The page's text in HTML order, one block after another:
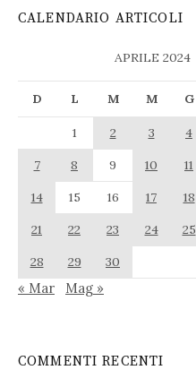
CALENDARIO ARTICOLI
APRILE 2024
D L M M G
1 2 3 4
7
8 9 10 11
14
15 16 17 18
21
22 23 24 25
28
29 30
« Mar Mag »
COMMENTI RECENTI